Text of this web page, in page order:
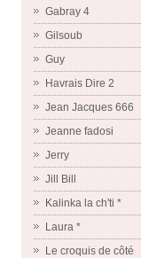
Gabray 4
Gilsoub
Guy
Havrais Dire 2
Jean Jacques 666
Jeanne fadosi
Jerry
Jill Bill
Kalinka la ch'ti *
Laura *
Le croquis de côté